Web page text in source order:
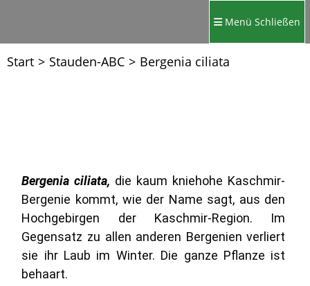
Menü Schließen
Start > Stauden-ABC > Bergenia ciliata
Bergenia ciliata, die kaum kniehohe Kaschmir-
Bergenie kommt, wie der Name sagt, aus den
Hochgebirgen der Kaschmir-Region. Im
Gegensatz zu allen anderen Bergenien verliert
sie ihr Laub im Winter. Die ganze Pflanze ist
behaart.